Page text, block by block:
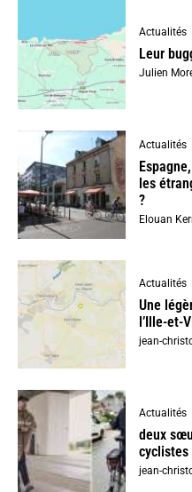
Actualités
Leur
Julien
Actualités
les
?
Elouan
Actualités
Une
l’Ille-et-
jean-
Actualités
deux
jean-